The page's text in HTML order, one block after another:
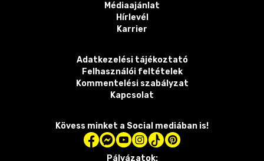
Médiaajánlat
Hírlevél
Karrier
Adatkezelési tájékoztató
Felhasználói feltételek
Kommentelési szabályzat
Kapcsolat
Kövess minket a Social mediában is!
Pályázatok: